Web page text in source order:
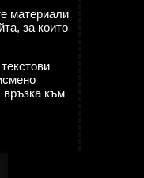
материали
за които
връзка към